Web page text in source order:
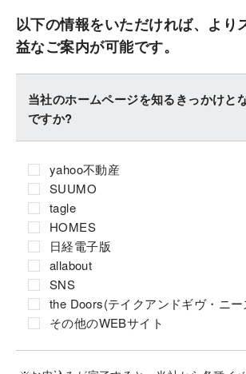
以下の情報をいただければ、より
益なご案内が可能です。
当社のホームページを知るきっかけと
ですか?
yahoo不動産
SUUMO
tagle
HOMES
日経電子版
allabout
SNS
the Doors(テイクアンドギヴ・ニー
その他のWEBサイト